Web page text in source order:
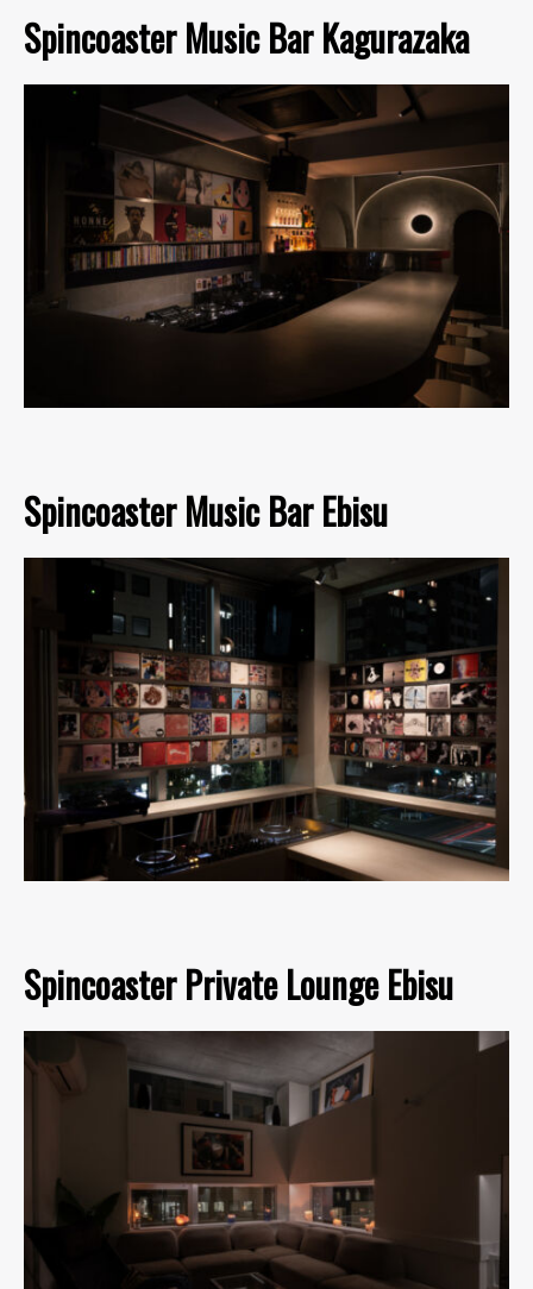
Spincoaster Music Bar Kagurazaka
Spincoaster Music Bar Ebisu
Spincoaster Private Lounge Ebisu